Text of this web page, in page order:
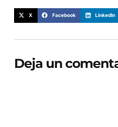
X Facebook LinkedIn
Deja un